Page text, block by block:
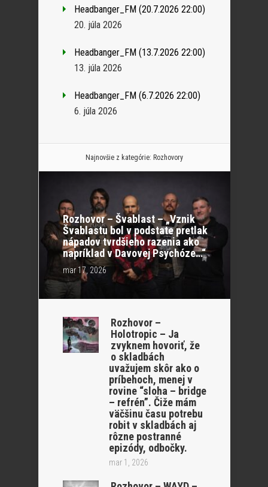
Headbanger_FM (20.7.2026 22:00)
20. júla 2026
Headbanger_FM (13.7.2026 22:00)
13. júla 2026
Headbanger_FM (6.7.2026 22:00)
6. júla 2026
Najnovšie z kategórie: Rozhovory
Rozhovor – Švablast – „Vznik
Švablastu bol v podstate pretlak
nápadov tvrdšieho razenia ako
napríklad v Davovej Psychóze…“
mar 17, 2026
Rozhovor –
Holotropic – Ja
zvyknem hovoriť, že
o skladbách
uvažujem skôr ako o
príbehoch, menej v
rovine “sloha – bridge
– refrén”. Čiže mám
väčšinu času potrebu
robit v skladbách aj
rôzne postranné
epizódy, odbočky.
mar 1, 2026